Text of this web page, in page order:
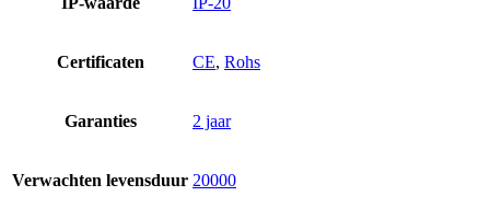
Certificaten CE, Rohs
Garanties 2 jaar
Verwachten levensduur 20000